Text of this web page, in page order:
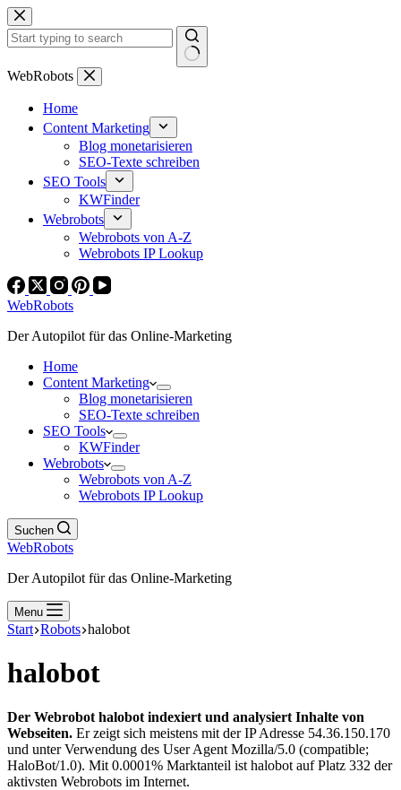
Zum
Inhalt
springen
Keine
WebRobots
Home
Content Marketing
Blog monetarisieren
SEO-Texte schreiben
SEO Tools
KWFinder
Webrobots
Webrobots von A-Z
Webrobots IP Lookup
WebRobots
Der Autopilot für das Online-Marketing
Home
Content Marketing
Blog monetarisieren
SEO-Texte schreiben
SEO Tools
KWFinder
Webrobots
Webrobots von A-Z
Webrobots IP Lookup
Suchen
WebRobots
Der Autopilot für das Online-Marketing
Menu
Start Robots halobot
halobot
Der Webrobot halobot indexiert und analysiert Inhalte von
Webseiten. Er zeigt sich meistens mit der IP Adresse 54.36.150.170
und unter Verwendung des User Agent Mozilla/5.0 (compatible;
HaloBot/1.0). Mit 0.0001% Marktanteil ist halobot auf Platz 332 der
aktivsten Webrobots im Internet.